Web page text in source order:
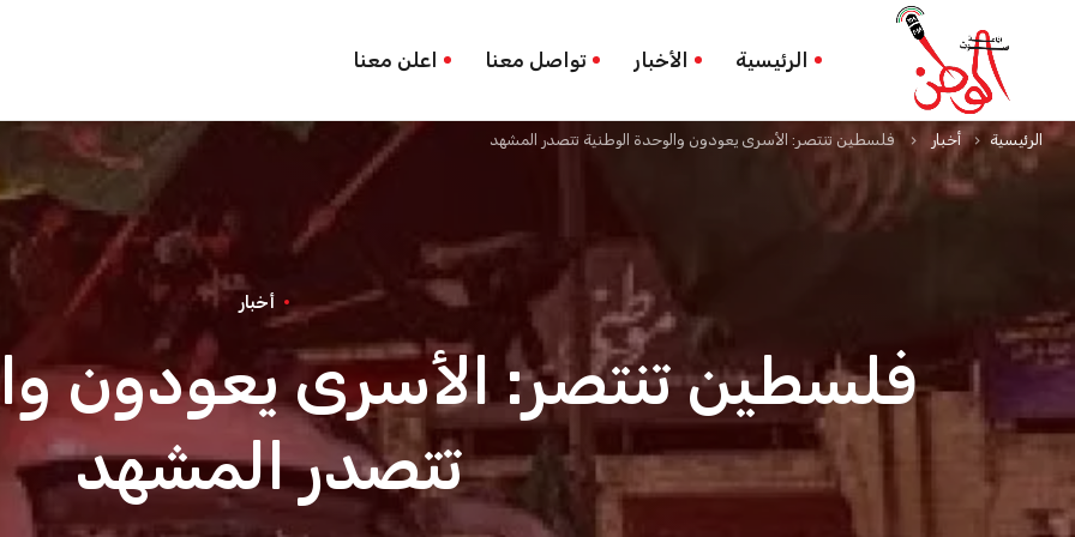
الرئيسية الأخبار تواصل معنا اعلن معنا
الرئيسية keyboard_arrow_right أخبار keyboard_arrow_right فلسطين تنتصر: الأسرى يعودون والوحدة الوطنية تتصدر المشهد
أخبار
فلسطين تنتصر: الأسرى يعودون
تتصدر المشهد